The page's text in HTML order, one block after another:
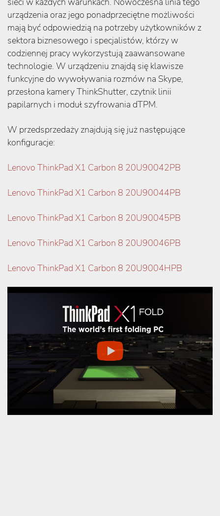
urządzenia oraz jego ponadprzeciętne możliwości
mają być odpowiedzią na potrzeby użytkowników z
sektora biznesowego i specjalistów, którzy w
codziennej pracy wykorzystują zaawansowane
technologie. W urządzeniu znajdą się klawisze
funkcyjne do wywoływania rozmów na Skype,
przesłona kamery ThinkShutter, czytnik linii
papilarnych i moduł szyfrowania dTPM.
W przedsprzedaży znajdują się już następujące
konfiguracje:
Lenovo ThinkPad X1 Carbon 8 20U90042PB
Lenovo ThinkPad X1 Carbon 8 20U90044PB
Lenovo ThinkPad X1 Carbon 8 20U90045PB
Lenovo ThinkPad X1 Carbon 8 20U90046PB
Lenovo ThinkPad X1 Carbon 8 20U9004HPB